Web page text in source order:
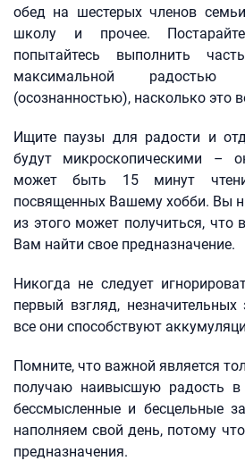
обед на шестерых членов
школу и прочее.
попытайтесь выполнить
максимальной радостью
(осознанностью), насколько это
Ищите паузы для радости и
будут микроскопическими –
может быть 15 минут
посвященных Вашему хобби. Вы
из этого может получиться,
Вам найти свое предназначение.
Никогда не следует
первый взгляд,
все они способствуют
Помните, что важной является
получаю наивысшую радость
бессмысленные и бесцельные
наполняем свой день, потому
предназначения.